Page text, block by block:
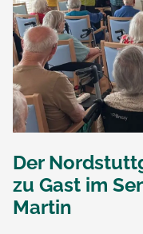
Der
zu Gast im
Martin